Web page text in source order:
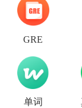
GRE
单词